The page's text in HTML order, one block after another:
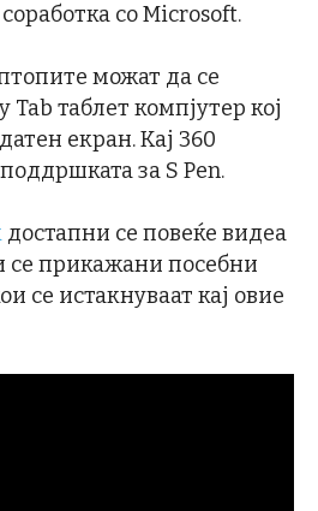
со Microsoft.
можат да се
Tab таблет компјутер кој
екран. Кај 360
за S Pen.
достапни се повеќе видеа
се прикажани посебни
се истакнуваат кај овие